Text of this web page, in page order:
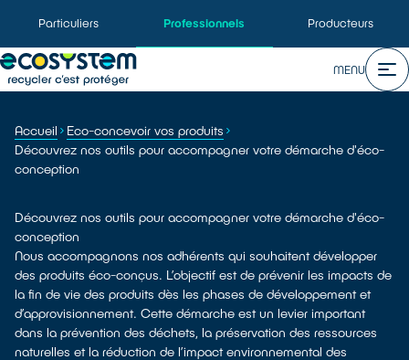
Particuliers Professionnels Producteurs
MENU
Accueil
Eco-concevoir vos produits
Découvrez nos outils pour accompagner votre démarche d'éco-
conception
Découvrez nos outils pour accompagner votre démarche d'éco-
conception
Nous accompagnons nos adhérents qui souhaitent développer
des produits éco-conçus. L’objectif est de prévenir les impacts de
la fin de vie des produits dès les phases de développement et
d’approvisionnement. Cette démarche est un levier important
dans la prévention des déchets, la préservation des ressources
naturelles et la réduction de l’impact environnemental des